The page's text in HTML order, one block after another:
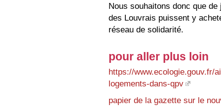
Nous souhaitons donc que
des Louvrais puissent y
réseau de solidarité.
pour aller plus loin
https://www.ecologie.gouv.fr/
logements-dans-qpv
papier de la gazette sur le